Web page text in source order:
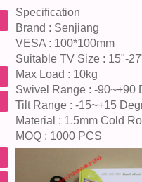
Specification
Brand : Senjiang
VESA : 100*100mm
Suitable TV Size : 15"-
Max Load : 10kg
Swivel Range : -90~+90
Tilt Range : -15~+15
Material : 1.5mm Cold
MOQ : 1000 PCS